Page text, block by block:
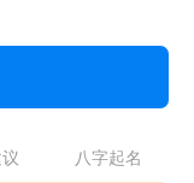
八字起名